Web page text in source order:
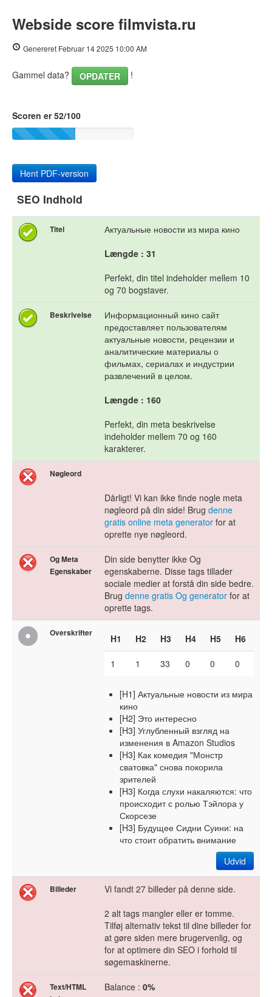
Webside score filmvista.ru
Genereret Februar 14 2025 10:00 AM
Gammel data? OPDATER !
Scoren er 52/100
Hent PDF-version
SEO Indhold
Titel
Актуальные новости из мира кино
Længde : 31
Perfekt, din titel indeholder mellem 10
og 70 bogstaver.
Beskrivelse
Информационный кино сайт
предоставляет пользователям
актуальные новости, рецензии и
аналитические материалы о
фильмах, сериалах и индустрии
развлечений в целом.
Længde : 160
Perfekt, din meta beskrivelse
indeholder mellem 70 og 160
karakterer.
Nøgleord
Dårligt! Vi kan ikke finde nogle meta
nøgleord på din side! Brug denne
gratis online meta generator for at
oprette nye nøgleord.
Og Meta
Egenskaber
Din side benytter ikke Og
egenskaberne. Disse tags tillader
sociale medier at forstå din side bedre.
Brug denne gratis Og generator for at
oprette tags.
Overskrifter H1 H2 H3 H4 H5 H6
1 1 33 0 0 0
[H1] Актуальные новости из мира
кино
[H2] Это интересно
[H3] Углубленный взгляд на
изменения в Amazon Studios
[H3] Как комедия "Монстр
сватовка" снова покорила
зрителей
[H3] Когда слухи накаляются: что
происходит с ролью Тэйлора у
Скорсезе
[H3] Будущее Сидни Суини: на
что стоит обратить внимание
Udvid
Billeder
Vi fandt 27 billeder på denne side.
2 alt tags mangler eller er tomme.
Tilføj alternativ tekst til dine billeder for
at gøre siden mere brugervenlig, og
for at optimere din SEO i forhold til
søgemaskinerne.
Text/HTML
Balance : 0%